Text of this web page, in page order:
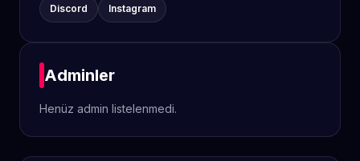
Discord Instagram
Adminler
Henüz admin listelenmedi.